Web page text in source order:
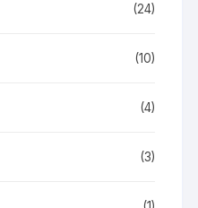
(24)
(10)
(4)
(3)